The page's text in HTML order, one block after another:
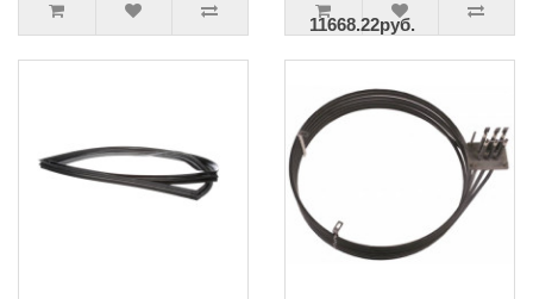
11668.22руб.